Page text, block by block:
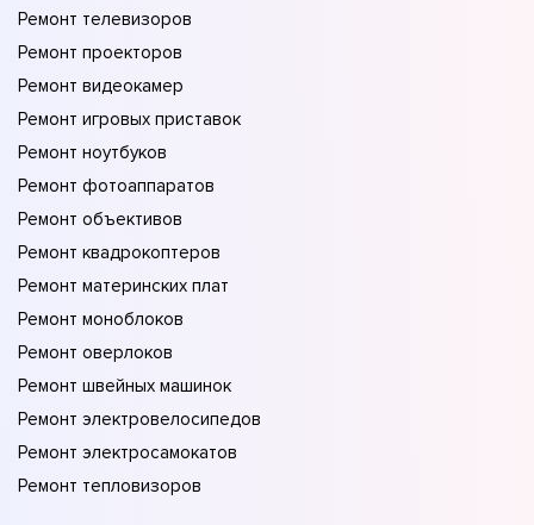
Ремонт телевизоров
Ремонт проекторов
Ремонт видеокамер
Ремонт игровых приставок
Ремонт ноутбуков
Ремонт фотоаппаратов
Ремонт объективов
Ремонт квадрокоптеров
Ремонт материнских плат
Ремонт моноблоков
Ремонт оверлоков
Ремонт швейных машинок
Ремонт электровелосипедов
Ремонт электросамокатов
Ремонт тепловизоров